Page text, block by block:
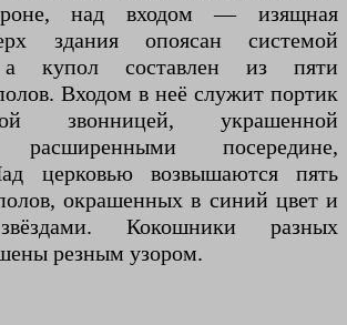
над входом — изящная
здания опоясан системой
а купол составлен из пяти
Входом в неё служит портик
звонницей, украшенной
расширенными посередине,
церковью возвышаются пять
окрашенных в синий цвет и
Кокошники разных
резным узором.